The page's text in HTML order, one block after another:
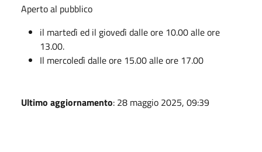
Aperto al pubblico
il martedì ed il giovedì dalle ore 10.00 alle ore
13.00.
Il mercoledì dalle ore 15.00 alle ore 17.00
Ultimo aggiornamento: 28 maggio 2025, 09:39